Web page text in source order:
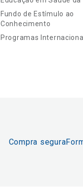
Fundo de Estímulo ao
Conhecimento
Programas
Compra segura